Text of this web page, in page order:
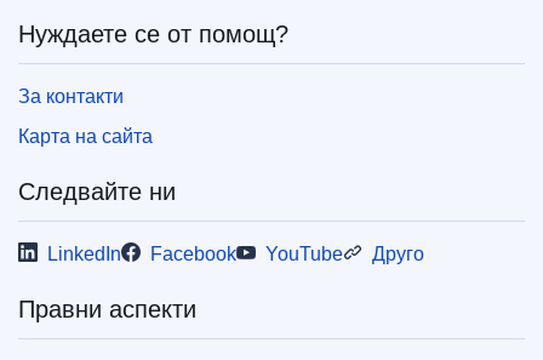
Нуждаете се от помощ?
За контакти
Карта на сайта
Следвайте ни
LinkedIn Facebook YouTube Друго
Правни аспекти